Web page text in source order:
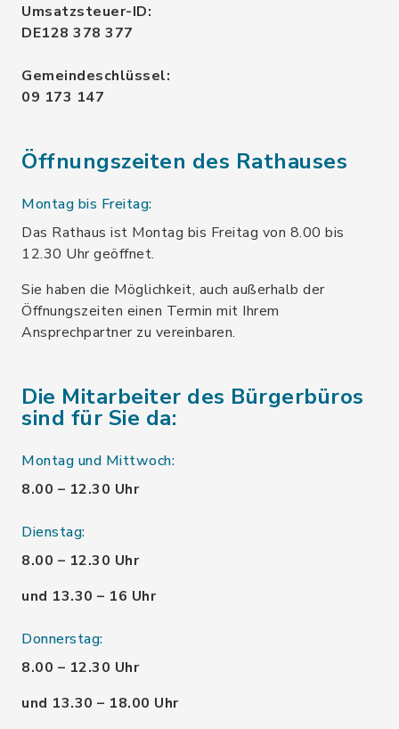
Umsatzsteuer-ID:
DE128 378 377
Gemeindeschlüssel:
09 173 147
Öffnungszeiten des Rathauses
Montag bis Freitag:
Das Rathaus ist Montag bis Freitag von 8.00 bis
12.30 Uhr geöffnet.
Sie haben die Möglichkeit, auch außerhalb der
Öffnungszeiten einen Termin mit Ihrem
Ansprechpartner zu vereinbaren.
Die Mitarbeiter des Bürgerbüros
sind für Sie da:
Montag und Mittwoch:
8.00 – 12.30 Uhr
Dienstag:
8.00 – 12.30 Uhr
und 13.30 – 16 Uhr
Donnerstag:
8.00 – 12.30 Uhr
und 13.30 – 18.00 Uhr